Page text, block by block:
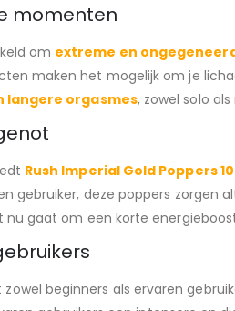
momenten
om extreme en
maken het mogelijk om je
langere orgasmes, zowel solo
Rush Imperial Gold Poppers
deze poppers zorgen
gaat om een korte
beginners als ervaren